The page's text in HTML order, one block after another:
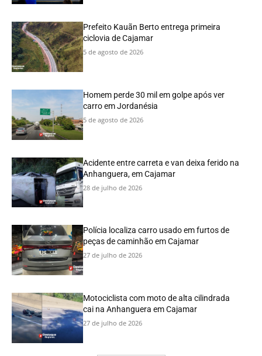
Prefeito Kauãn Berto entrega primeira
ciclovia de Cajamar
5 de agosto de 2026
Homem perde 30 mil em golpe após ver
carro em Jordanésia
5 de agosto de 2026
Acidente entre carreta e van deixa ferido na
Anhanguera, em Cajamar
28 de julho de 2026
Polícia localiza carro usado em furtos de
peças de caminhão em Cajamar
27 de julho de 2026
Motociclista com moto de alta cilindrada
cai na Anhanguera em Cajamar
27 de julho de 2026